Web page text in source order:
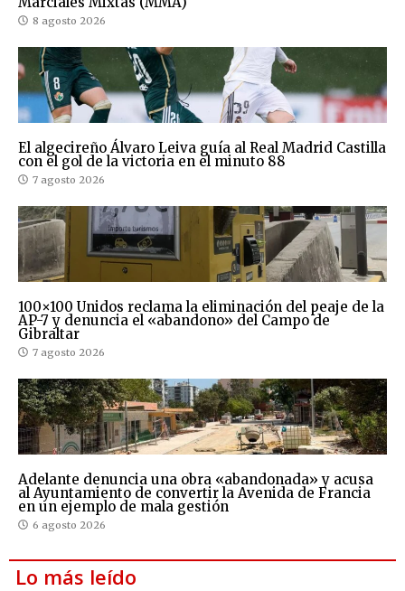
8 agosto 2026
El algecireño Álvaro Leiva guía al Real Madrid Castilla
con el gol de la victoria en el minuto 88
7 agosto 2026
100×100 Unidos reclama la eliminación del peaje de la
AP-7 y denuncia el «abandono» del Campo de
Gibraltar
7 agosto 2026
Adelante denuncia una obra «abandonada» y acusa
al Ayuntamiento de convertir la Avenida de Francia
en un ejemplo de mala gestión
6 agosto 2026
Lo más leído